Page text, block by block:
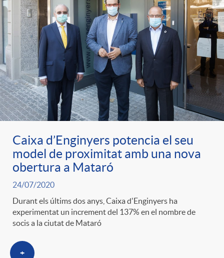
r
o
C
a
t
e
g
o
g
u
t
s
Caixa d’Enginyers potencia el seu
model de proximitat amb una nova
obertura a Mataró
24/07/2020
Durant els últims dos anys, Caixa d'Enginyers ha
experimentat un increment del 137% en el nombre de
socis a la ciutat de Mataró
+